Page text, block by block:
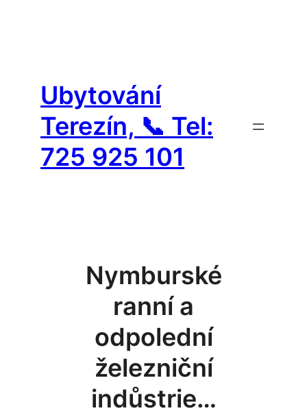
obsah
Ubytování
Terezín, 📞 Tel:
725 925 101
Nymburské
ranní a
odpolední
železniční
indůstrie…